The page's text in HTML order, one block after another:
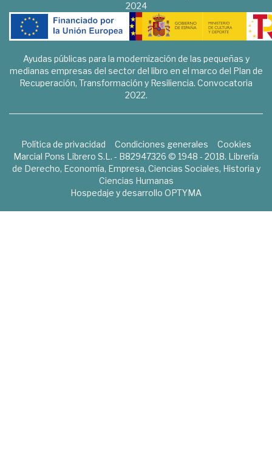
2024
Ayudas públicas para la modernización de las pequeñas y
medianas empresas del sector del libro en el marco del Plan de
Recuperación, Transformación y Resiliencia. Convocatoria
2022.
Política de privacidad Condiciones generales
Cookies
Marcial Pons Librero S.L. - B82947326 © 1948 - 2018. Librería
de Derecho, Economía, Empresa, Ciencias Sociales, Historia y
Ciencias Humanas
Hospedaje y desarrollo OPTYMA